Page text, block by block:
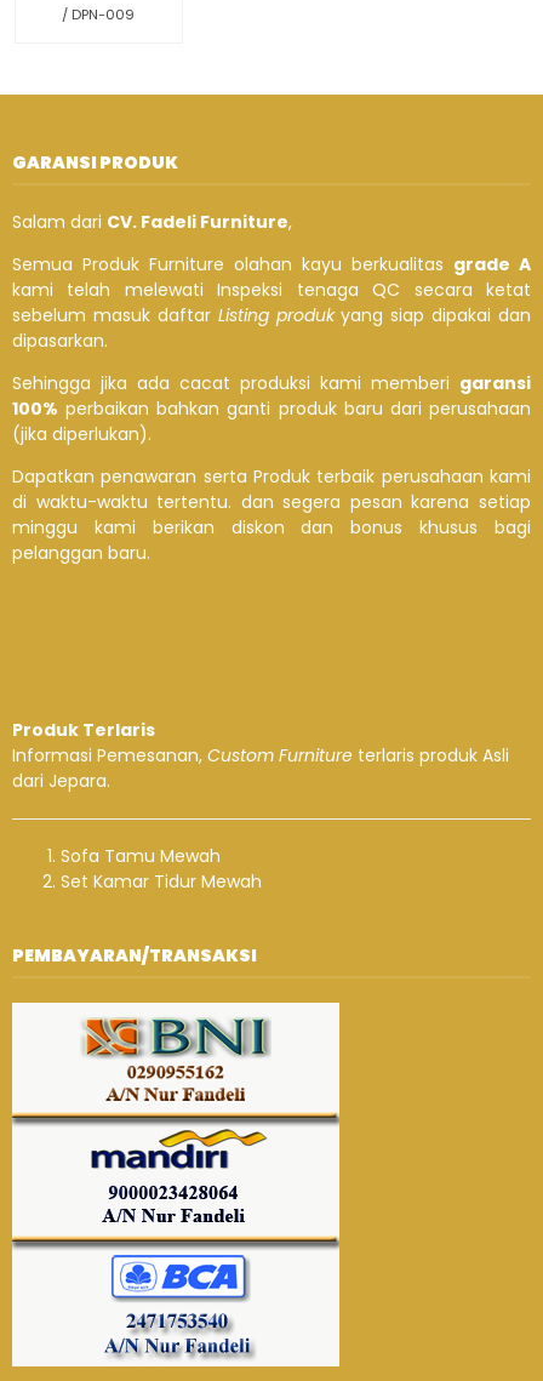
/ DPN-009
GARANSI PRODUK
Salam dari CV. Fadeli Furniture,
Semua Produk Furniture olahan kayu berkualitas grade A
kami telah melewati Inspeksi tenaga QC secara ketat
sebelum masuk daftar Listing produkyang siap dipakai dan
dipasarkan.
Sehingga jika ada cacat produksi kami memberi garansi
100% perbaikan bahkan ganti produk baru dari perusahaan
(jika diperlukan).
Dapatkan penawaran serta Produk terbaik perusahaan kami
di waktu-waktu tertentu. dan segera pesan karena setiap
minggu kami berikan diskon dan bonus khusus bagi
pelanggan baru.
Produk Terlaris
Informasi Pemesanan, Custom Furniture terlaris produk Asli
dari Jepara.
Sofa Tamu Mewah
Set Kamar Tidur Mewah
PEMBAYARAN/TRANSAKSI